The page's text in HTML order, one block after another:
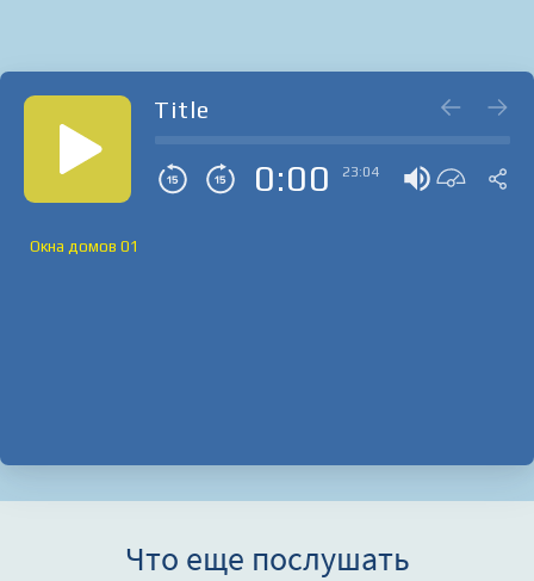
Title
0:00 23:04
Окна домов 01
Что еще послушать